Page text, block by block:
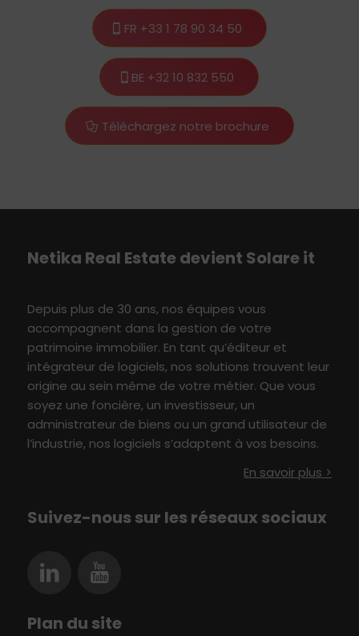
FR +33 1 78 90 34 50
BE +32 10 832 550
Téléchargez notre brochure
Netika Real Estatedevient Solareit
Depuis plus de 30 ans, nos équipes vous
accompagnent dans la gestion de votre
patrimoine immobilier. En tant qu’éditeur et
intégrateur de logiciels, nos solutions trouvent leur
origine au sein même de votre métier. Que vous
soyez une foncière, un investisseur, un
administrateur de biens ou un grand utilisateur de
l’industrie, nos logiciels s’adaptent à vos besoins.
En savoir plus >
Suivez-nous sur les réseaux sociaux
Plan du site